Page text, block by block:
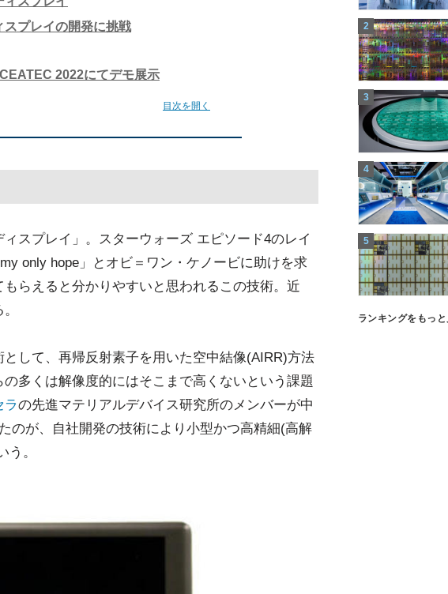
スプレイの開発に挑戦
2022にてデモ展示
目次を開く
スプレイ」。スターウォーズ エピソード4のレイ
only hope」とオビ＝ワン・ケノービに助けを求
らえると分かりやすいと思われるこの技術。近
して、再帰反射素子を用いた空中結像(AIRR)方法
多くは解像度的にはそこまで高くないという課題
ラの先進マテリアルデバイス研究所のメンバーが中
のが、自社開発の技術により小型かつ高精細(高解
。
ランキングをもっと